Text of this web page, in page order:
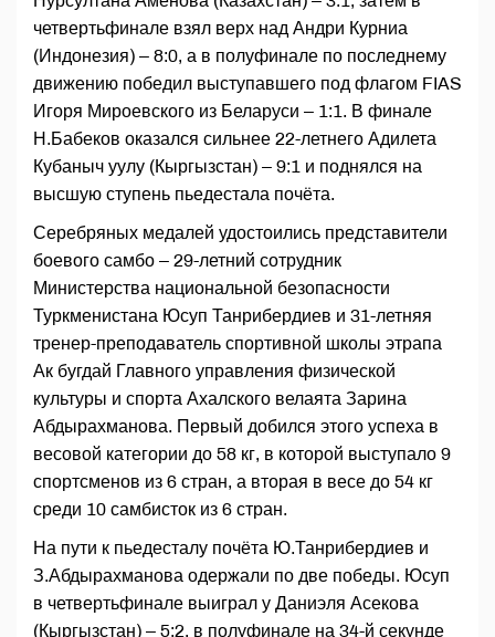
четвертьфинале взял верх над Андри Курниа
(Индонезия) – 8:0, а в полуфинале по последнему
движению победил выступавшего под флагом FIAS
Игоря Мироевского из Беларуси – 1:1. В финале
Н.Бабеков оказался сильнее 22-летнего Адилета
Кубаныч уулу (Кыргызстан) – 9:1 и поднялся на
высшую ступень пьедестала почёта.
Серебряных медалей удостоились представители
боевого самбо – 29-летний сотрудник
Министерства национальной безопасности
Туркменистана Юсуп Танрибердиев и 31-летняя
тренер-преподаватель спортивной школы этрапа
Ак бугдай Главного управления физической
культуры и спорта Ахалского велаята Зарина
Абдырахманова. Первый добился этого успеха в
весовой категории до 58 кг, в которой выступало 9
спортсменов из 6 стран, а вторая в весе до 54 кг
среди 10 самбисток из 6 стран.
На пути к пьедесталу почёта Ю.Танрибердиев и
З.Абдырахманова одержали по две победы. Юсуп
в четвертьфинале выиграл у Даниэля Асекова
(Кыргызстан) – 5:2, в полуфинале на 34-й секунде